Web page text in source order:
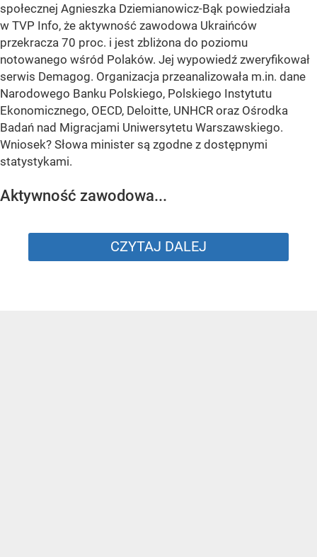
społecznej Agnieszka Dziemianowicz-Bąk powiedziała
w TVP Info, że aktywność zawodowa Ukraińców
przekracza 70 proc. i jest zbliżona do poziomu
notowanego wśród Polaków. Jej wypowiedź zweryfikował
serwis Demagog. Organizacja przeanalizowała m.in. dane
Narodowego Banku Polskiego, Polskiego Instytutu
Ekonomicznego, OECD, Deloitte, UNHCR oraz Ośrodka
Badań nad Migracjami Uniwersytetu Warszawskiego.
Wniosek? Słowa minister są zgodne z dostępnymi
statystykami.
Aktywność zawodowa...
CZYTAJ DALEJ